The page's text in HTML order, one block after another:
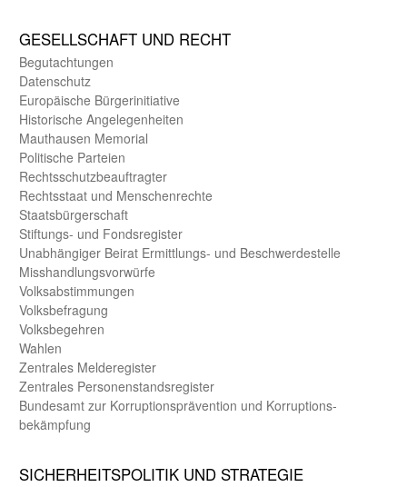
GE­SELL­SCHAFT UND RECHT
Begut­achtungen
Daten­schutz
Europäische Bürger­initiative
Historische Angelegen­heiten
Mauthausen Memorial
Politische Parteien
Rechts­schutz­beauftragter
Rechts­staat und Menschen­rechte
Staats­bürger­schaft
Stiftungs- und Fonds­register
Unab­hängiger Beirat Ermittlungs- und Beschwerde­stelle
Misshandlungs­vorwürfe
Volks­abstimmungen
Volks­befragung
Volks­begehren
Wahlen
Zentrales Melde­register
Zentrales Personen­stands­register
Bundes­amt zur Korrup­tions­prävention und Korrup­tions­
bekämpfung
SICHER­HEITS­POLITIK UND STRATEGIE